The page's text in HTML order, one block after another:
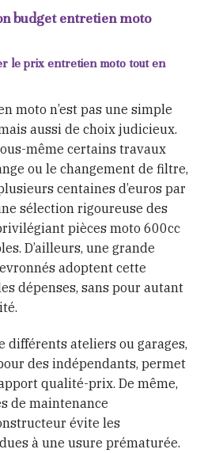
budget entretien moto
le prix entretien moto tout en
moto n’est pas une simple
aussi de choix judicieux.
même certains travaux
ou le changement de filtre,
centaines d’euros par
sélection rigoureuse des
pièces moto 600cc
D’ailleurs, une grande
adoptent cette
dépenses, sans pour autant
différents ateliers ou garages,
des indépendants, permet
qualité-prix. De même,
de maintenance
évite les
à une usure prématurée.